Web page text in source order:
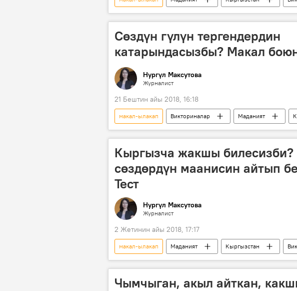
Жаңылыктар
достук Кыргызча тесттер
Сөздүн гүлүн тергендердин
катарындасызбы? Макал
Нургүл Максутова
Журналист
21 Бештин айы 2018, 16:18
макал-ылакап Викториналар Маданият
Жаңылыктар
Кыргызча тесттер күйөө
Кыргызча жакшы билесизби?
сөздөрдүн маанисин айтып
Тест
Нургүл Максутова
Журналист
2 Жетинин айы 2018, 17:17
макал-ылакап Маданият Кыргызстан
Жаңылыктар
Кыргызча тесттер жат жазуу
Чымчыган, акыл айткан,